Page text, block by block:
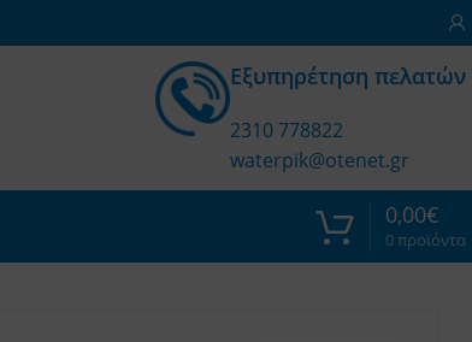
Εξυπηρέτηση πελατών
2310 778822
waterpik@otenet.gr
0προϊόντα
0,00€